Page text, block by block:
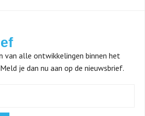
van alle ontwikkelingen binnen het
je dan nu aan op de nieuwsbrief.